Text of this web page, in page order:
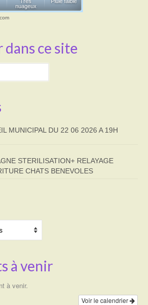
dans ce site
MUNICIPAL DU 22 06 2026 A 19H
STERILISATION+ RELAYAGE
CHATS BENEVOLES
à venir
à venir.
Voir le calendrier